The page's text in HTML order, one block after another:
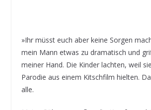
»Ihr müsst euch aber keine Sorgen
mein Mann etwas zu dramatisch und
meiner Hand. Die Kinder lachten, weil
Parodie aus einem Kitschfilm hielten.
alle.